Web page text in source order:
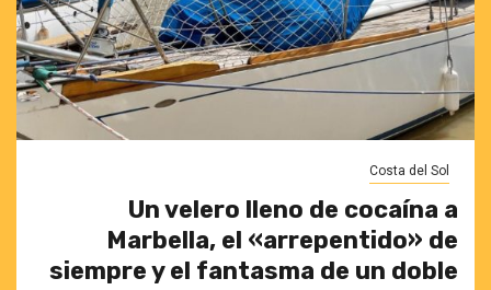
Costa del Sol
Un velero lleno de cocaína a
Marbella, el «arrepentido» de
siempre y el fantasma de un doble